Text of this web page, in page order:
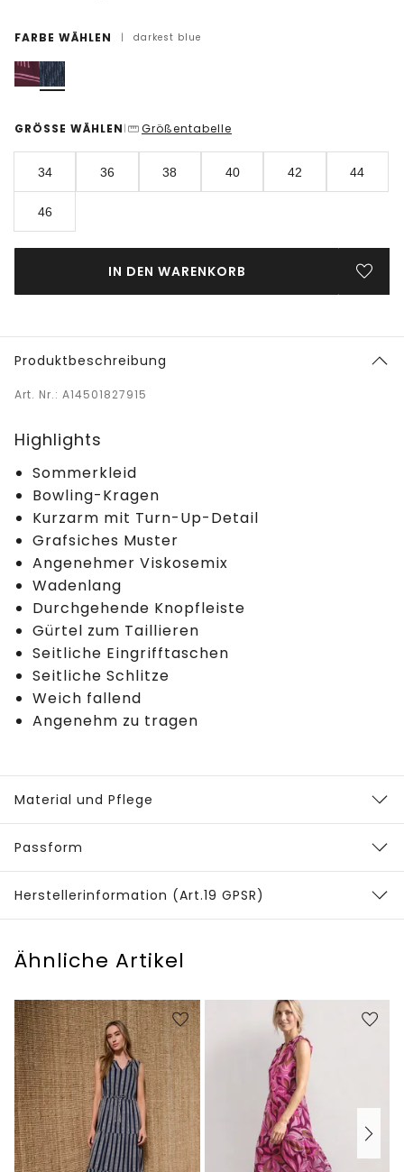
FARBE WÄHLEN | darkest blue
GRÖSSE WÄHLEN | Größentabelle
34 36 38 40 42 44
46
IN DEN WARENKORB
Produktbeschreibung
Art. Nr.: A14501827915
Highlights
Sommerkleid
Bowling-Kragen
Kurzarm mit Turn-Up-Detail
Grafsiches Muster
Angenehmer Viskosemix
Wadenlang
Durchgehende Knopfleiste
Gürtel zum Taillieren
Seitliche Eingrifftaschen
Seitliche Schlitze
Weich fallend
Angenehm zu tragen
Material und Pflege
Passform
Herstellerinformation (Art.19 GPSR)
Ähnliche Artikel